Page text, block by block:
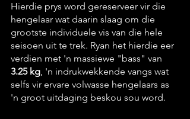
Hierdie prys word gereserveer vir die
hengelaar wat daarin slaag om die
grootste individuele vis van die hele
seisoen uit te trek. Ryan het hierdie eer
verdien met 'n massiewe "bass" van
3.25 kg, 'n indrukwekkende vangs wat
selfs vir ervare volwasse hengelaars as
'n groot uitdaging beskou sou word.